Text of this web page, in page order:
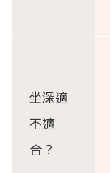
坐深適
不適
合？